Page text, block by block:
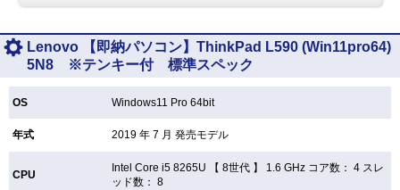
Lenovo 【即納パソコン】ThinkPad L590 (Win11pro64)
5N8 ※テンキー付 標準スペック
OS Windows11 Pro 64bit
年式 2019 年 7 月 発売モデル
CPU
Intel Core i5 8265U 【8世代 】 1.6 GHz コア数： 4 スレ
ッド数： 8